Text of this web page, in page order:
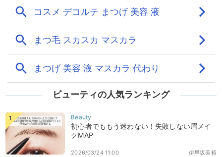
ビューティの人気ランキング
初心者でももう迷わない！失敗しない眉メイ
クMAP
伊早坂美裕
2026/03/24 11:00